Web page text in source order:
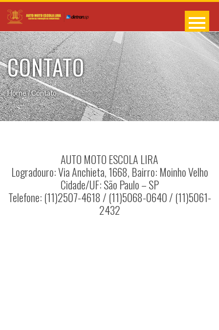
CONTATO
Home/Contato
AUTO MOTO ESCOLA LIRA
Logradouro: Via Anchieta, 1668, Bairro: Moinho Velho
Cidade/UF: São Paulo – SP
Telefone: (11)2507-4618 / (11)5068-0640 / (11)5061-
2432